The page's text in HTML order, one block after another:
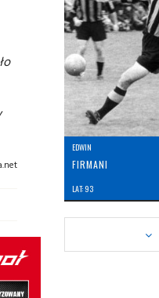
EDWIN
FIRMANI
LAT: 93